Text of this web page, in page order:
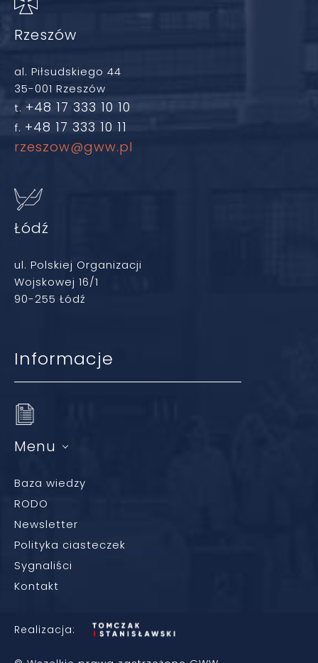
Rzeszów
al. Piłsudskiego 44
35-001 Rzeszów
t. +48 17 333 10 10
f. +48 17 333 10 11
rzeszow@gww.pl
Łódź
ul. Polskiej Organizacji
Wojskowej 16/1
90-255 Łódź
Informacje
Menu
Baza wiedzy
RODO
Newsletter
Polityka ciasteczek
Sygnaliści
Kontakt
Realizacja: